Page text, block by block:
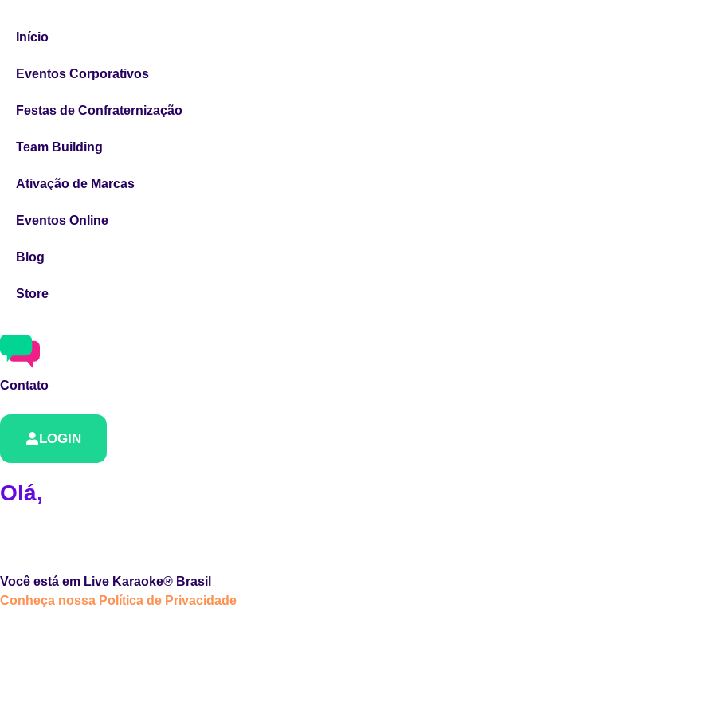
Início
Eventos Corporativos
Festas de Confraternização
Team Building
Ativação de Marcas
Eventos Online
Blog
Store
Contato
LOGIN
Olá,
Você está em Live Karaoke® Brasil
Conheça nossa Política de Privacidade